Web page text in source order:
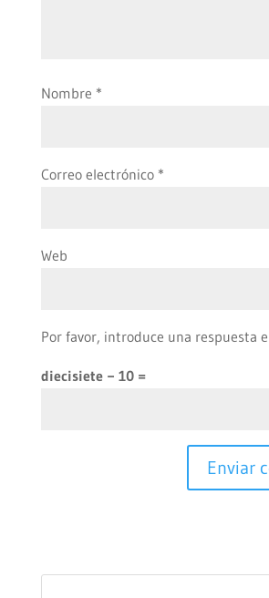
Nombre *
Correo electrónico *
Web
Por favor, introduce una respuesta
diecisiete − 10 =